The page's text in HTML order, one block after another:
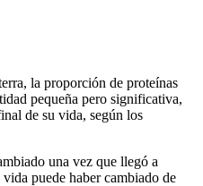
la proporción de proteínas
pequeña pero significativa,
de su vida, según los
una vez que llegó a
puede haber cambiado de